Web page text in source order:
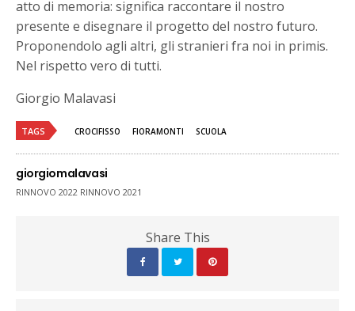
atto di memoria: significa raccontare il nostro
presente e disegnare il progetto del nostro futuro.
Proponendolo agli altri, gli stranieri fra noi in primis.
Nel rispetto vero di tutti.
Giorgio Malavasi
TAGS CROCIFISSO FIORAMONTI SCUOLA
giorgiomalavasi
RINNOVO 2022 RINNOVO 2021
Share This